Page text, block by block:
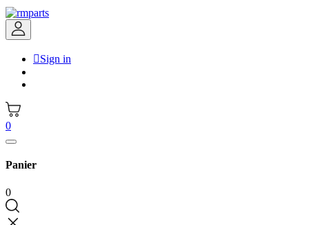
Sign in
0
Panier
0